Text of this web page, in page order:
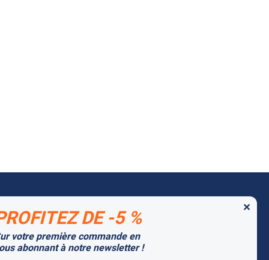
PARTENAIRESDE -5 %
votre première commande en
abonnant à notre newsletter !
✕